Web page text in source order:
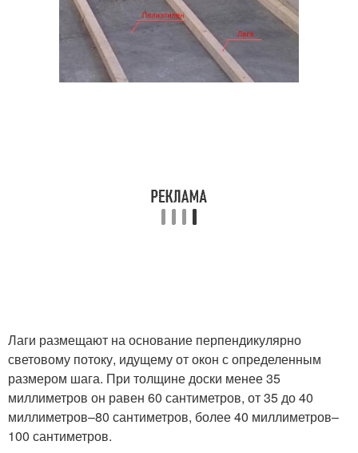
Лаги размещают на основание перпендикулярно
световому потоку, идущему от окон с определенным
размером шага. При толщине доски менее 35
миллиметров он равен 60 сантиметров, от 35 до 40
миллиметров–80 сантиметров, более 40 миллиметров–
100 сантиметров.